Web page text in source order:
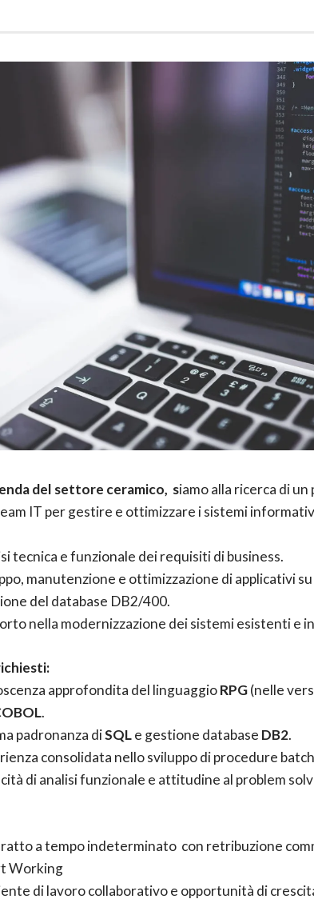
del settore ceramico, siamo alla ricerca di
IT per gestire e ottimizzare i sistemi
tecnica e funzionale dei requisiti di business.
manutenzione e ottimizzazione di applicativi
del database DB2/400.
nella modernizzazione dei sistemi esistenti e
approfondita del linguaggioRPG(nelle
.
padronanza diSQLe gestione database DB2.
consolidata nello sviluppo di procedure
di analisi funzionale e attitudine al problem
a tempo indeterminato con retribuzione
Working
di lavoro collaborativo e opportunità di